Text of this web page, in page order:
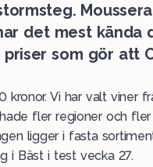
det mest kända
som gör att
Vi har valt viner
fler regioner och
ligger i fasta
i Bäst i test vecka 27.